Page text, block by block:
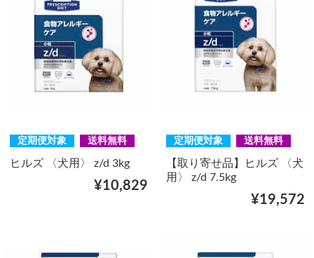
定期便対象 送料無料
ヒルズ 〈犬用〉 z/d 3kg
¥10,829
定期便対象 送料無料
【取り寄せ品】ヒルズ 〈犬
用〉 z/d 7.5kg
¥19,572